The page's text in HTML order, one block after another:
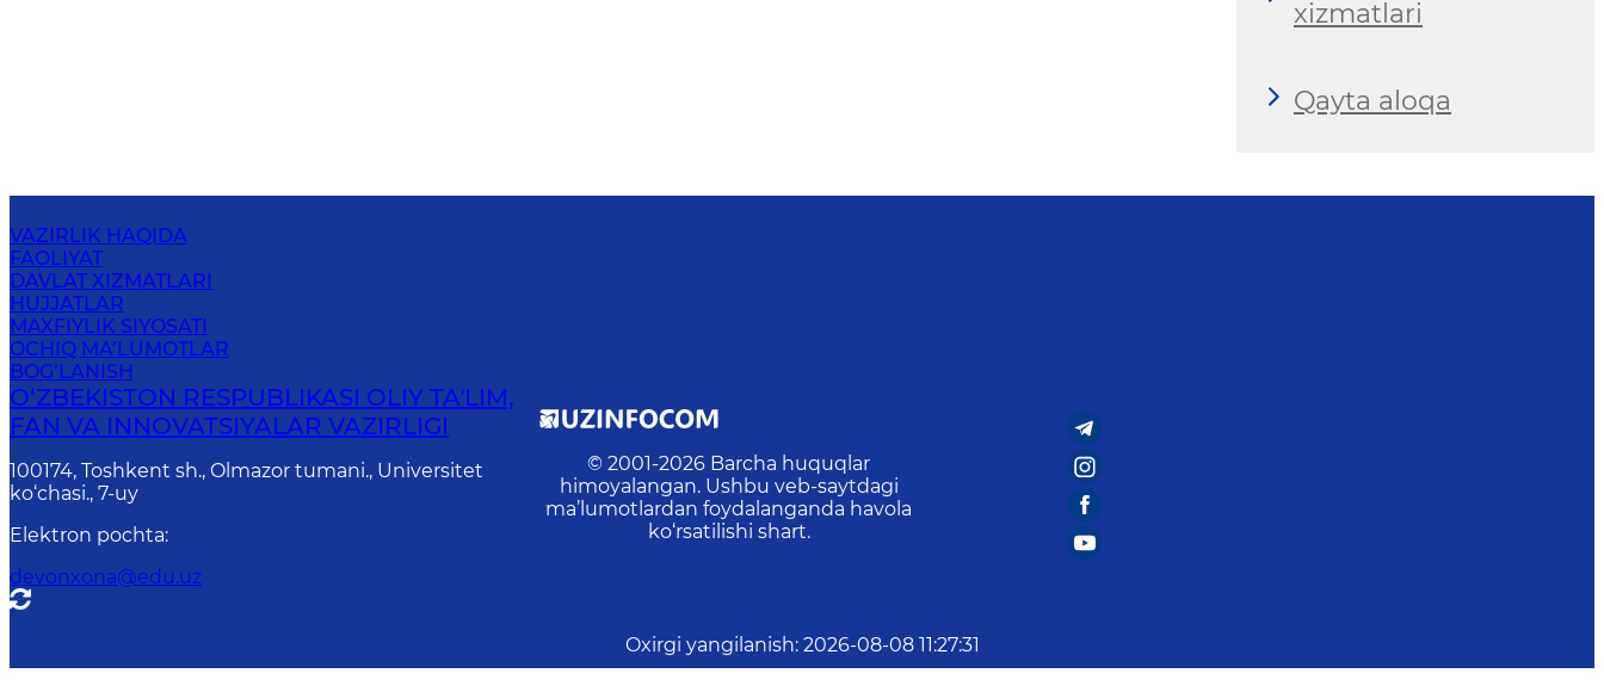
xizmatlari
Qayta aloqa
VAZIRLIK HAQIDA
FAOLIYAT
DAVLAT XIZMATLARI
HUJJATLAR
MAXFIYLIK SIYOSATI
OCHIQ MA’LUMOTLAR
BOG‘LANISH
O‘ZBEKISTON RESPUBLIKASI OLIY TAʼLIM,
FAN VA INNOVATSIYALAR VAZIRLIGI
100174, Toshkent sh., Olmazor tumani., Universitet
ko‘chasi., 7-uy
Elektron pochta:
devonxona@edu.uz
© 2001-2026 Barcha huquqlar
himoyalangan. Ushbu veb-saytdagi
ma’lumotlardan foydalanganda havola
ko‘rsatilishi shart.
Oxirgi yangilanish: 2026-08-08 11:27:31